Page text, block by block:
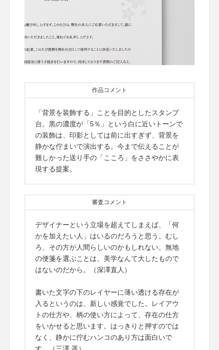
作品コメント
「背景を装飾する」ことを目的としたスタンプ
台。黒の濃度が「5％」という白に近いトーンで
の装飾は、印影としては前に出すぎず、背景を
静かな佇まいで演出する。今まで伝えることが
難しかった送り手の「こころ」をささやかに表
現する提案。
審査コメント
デザイナーという立場を超えてしまえば、「何
かを加えたい人」はいるのだろうと思う。むし
ろ、その方が人間らしいのかもしれない。無地
の便箋を選ぶことは、美学なんて大したもので
はないのだから。（深澤直人）
書いた文字の下のレイヤーに薄い透ける存在が
入るというのは、新しい感覚でした。レイアウ
トの仕方や、柄の使い方によって、存在の仕方
をいかせると思います。はっきりと押すのでは
なく、静かに佇むハンコのあり方は面白いで